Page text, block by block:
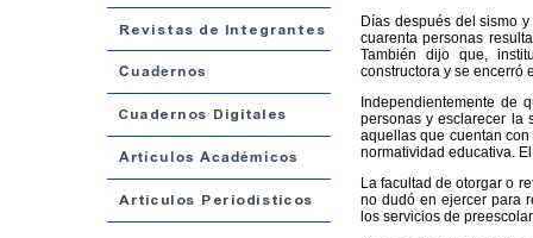
Días después del sismo
cuarenta personas
También dijo que,
constructora y se encerró
Independientemente de
personas y esclarecer la
aquellas que cuentan
normatividad educativa.
La facultad de otorgar o
no dudó en ejercer para
los servicios de